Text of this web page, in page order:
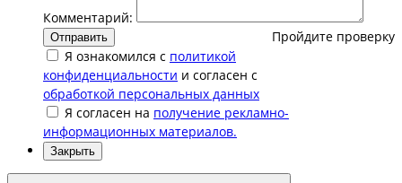
Комментарий:
Пройдите проверку
Отправить
Я ознакомился с политикой
конфиденциальности и согласен с
обработкой персональных данных
Я согласен на получение рекламно-
информационных материалов.
Закрыть